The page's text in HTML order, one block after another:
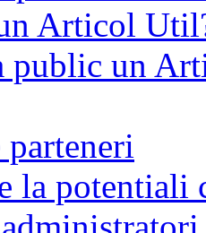
Articol
public un
la potentiali